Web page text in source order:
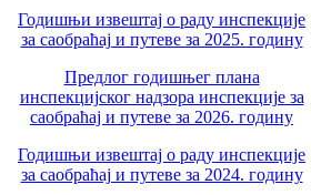
Годишњи извештај о раду инспекције
за саобраћај и путеве за 2025. годину
Предлог годишњег плана
инспекцијског надзора инспекције за
саобраћај и путеве за 2026. годину
Годишњи извештај о раду инспекције
за саобраћај и путеве за 2024. годину